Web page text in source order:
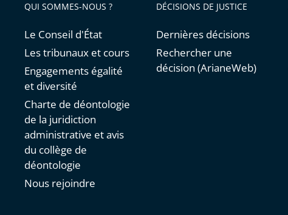
QUI SOMMES-NOUS ?
Le Conseil d'État
Les tribunaux et cours
Engagements égalité
et diversité
Charte de déontologie
de la juridiction
administrative et avis
du collège de
déontologie
Nous rejoindre
DÉCISIONS DE JUSTICE
Dernières décisions
Rechercher une
décision (ArianeWeb)